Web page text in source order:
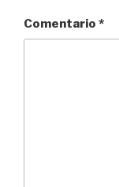
Comentario *